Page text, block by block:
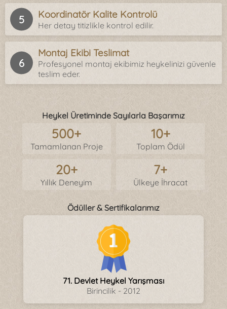
Koordinatör Kalite Kontrolü
Her detay titizlikle kontrol edilir.
Montaj Ekibi Teslimat
Profesyonel montaj ekibimiz heykelinizi güvenle
teslim eder.
Heykel Üretiminde Sayılarla Başarımız
500+
Tamamlanan Proje
10+
Toplam Ödül
20+
Yıllık Deneyim
7+
Ülkeye İhracat
Ödüller & Sertifikalarımız
71. Devlet Heykel Yarışması
Birincilik - 2012